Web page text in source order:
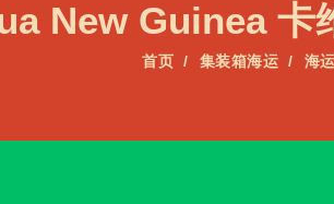
New Guinea 卡
首页 集装箱海运 海